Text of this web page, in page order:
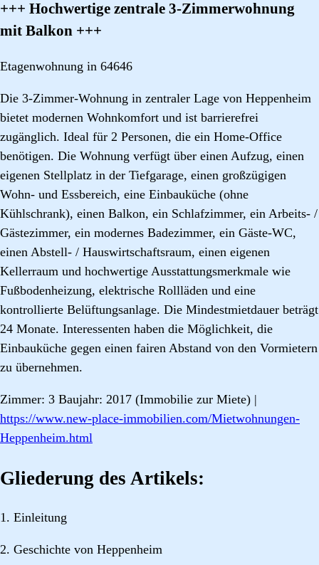
+++ Hochwertige zentrale 3-Zimmerwohnung
mit Balkon +++
Etagenwohnung in 64646
Die 3-Zimmer-Wohnung in zentraler Lage von Heppenheim
bietet modernen Wohnkomfort und ist barrierefrei
zugänglich. Ideal für 2 Personen, die ein Home-Office
benötigen. Die Wohnung verfügt über einen Aufzug, einen
eigenen Stellplatz in der Tiefgarage, einen großzügigen
Wohn- und Essbereich, eine Einbauküche (ohne
Kühlschrank), einen Balkon, ein Schlafzimmer, ein Arbeits- /
Gästezimmer, ein modernes Badezimmer, ein Gäste-WC,
einen Abstell- / Hauswirtschaftsraum, einen eigenen
Kellerraum und hochwertige Ausstattungsmerkmale wie
Fußbodenheizung, elektrische Rollläden und eine
kontrollierte Belüftungsanlage. Die Mindestmietdauer beträgt
24 Monate. Interessenten haben die Möglichkeit, die
Einbauküche gegen einen fairen Abstand von den Vormietern
zu übernehmen.
Zimmer: 3 Baujahr: 2017 (Immobilie zur Miete) |
https://www.new-place-immobilien.com/Mietwohnungen-
Heppenheim.html
Gliederung des Artikels:
1. Einleitung
2. Geschichte von Heppenheim